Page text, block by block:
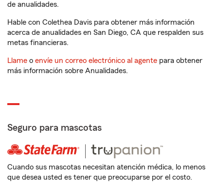
de anualidades.
Hable con Colethea Davis para obtener más información
acerca de anualidades en San Diego, CA que respalden sus
metas financieras.
Llame o envíe un correo electrónico al agente para obtener
más información sobre Anualidades.
Seguro para mascotas
Cuando sus mascotas necesitan atención médica, lo menos
que desea usted es tener que preocuparse por el costo.